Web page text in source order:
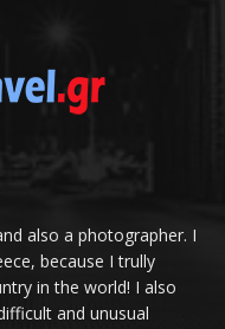
also a photographer. I
because I trully
in the world! I also
and unusual